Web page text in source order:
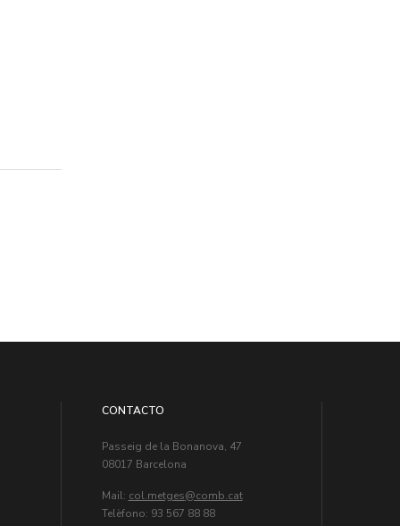
CONTACTO
Passeig de la Bonanova, 47
08017 Barcelona
Mail: col.metges
Telèfono: 93 567 88 88